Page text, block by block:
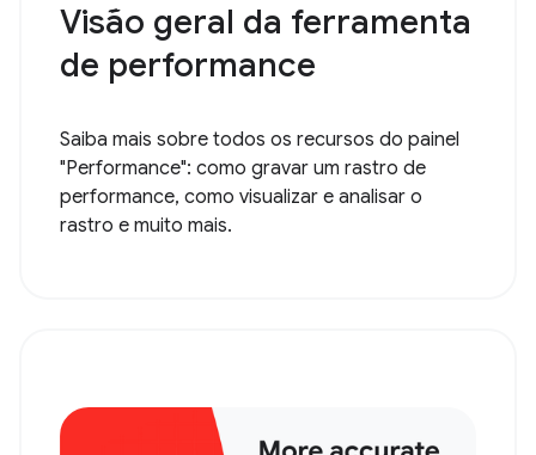
Visão geral da ferramenta
de performance
Saiba mais sobre todos os recursos do painel
"Performance": como gravar um rastro de
performance, como visualizar e analisar o
rastro e muito mais.